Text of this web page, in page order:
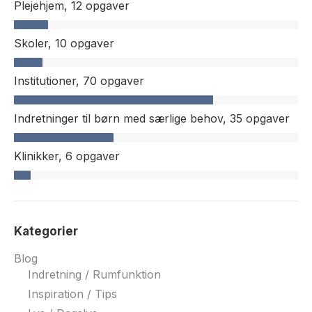
Plejehjem, 12 opgaver
Skoler, 10 opgaver
Institutioner, 70 opgaver
Indretninger til børn med særlige behov, 35 opgaver
Klinikker, 6 opgaver
Kategorier
Blog
Indretning / Rumfunktion
Inspiration / Tips